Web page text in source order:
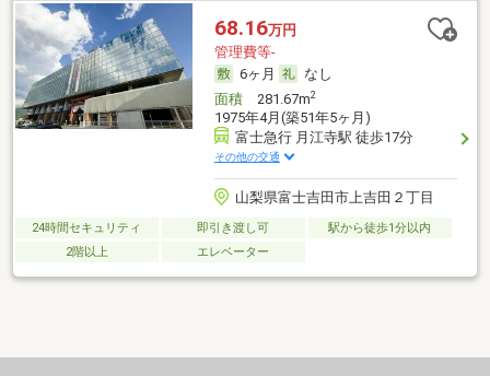
68.16万円
管理費等-
6ヶ月
なし
面積281.67m2
1975年4月(築51年5ヶ月)
富士急行 月江寺駅 徒歩17分
その他の交通
山梨県富士吉田市上吉田２丁目
24時間セキュリティ 即引き渡し可
駅から徒歩1分以内
2階以上
エレベーター